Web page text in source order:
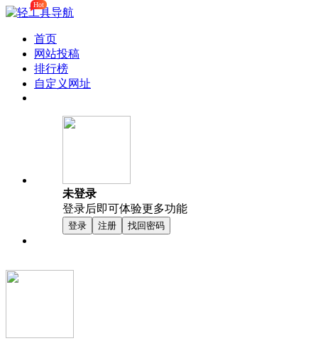
首页
网站投稿
排行榜
Hot
自定义网址
未登录
登录后即可体验更多功能
登录 注册 找回密码